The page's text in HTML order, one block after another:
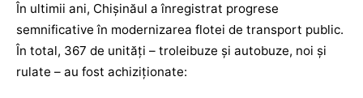
În ultimii ani, Chișinăul a înregistrat progrese
semnificative în modernizarea flotei de transport public.
În total, 367 de unități – troleibuze și autobuze, noi și
rulate – au fost achiziționate: